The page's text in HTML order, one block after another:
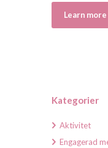
Learn more
Kategorier
Aktivitet
Engagerad